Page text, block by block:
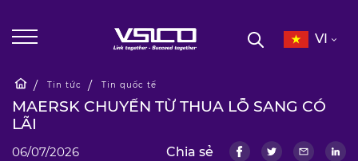
VI
Tin tức Tin quốc tế
MAERSK CHUYỂN TỪ THUA LỖ SANG CÓ
LÃI
06/07/2026 Chia sẻ